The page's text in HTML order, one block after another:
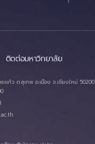
ติดต่อมหาวิทยาลัย
แก้ว ต.สุเทพ อ.เมือง จ.เชียงใหม่ 50200